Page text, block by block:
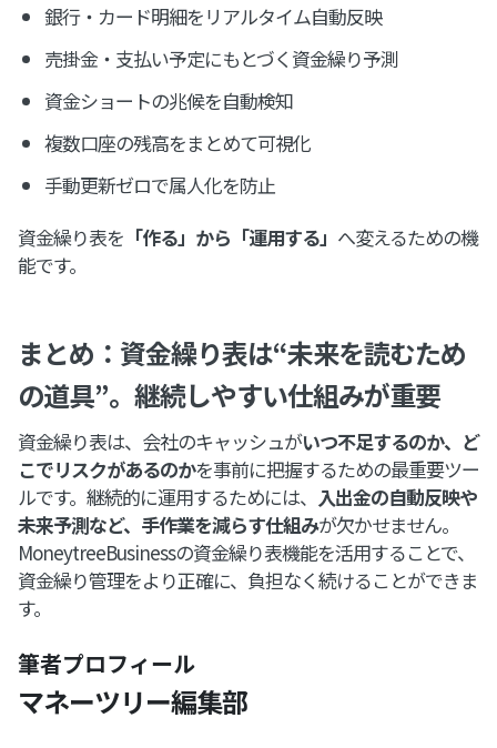
銀行・カード明細をリアルタイム自動反映
売掛金・支払い予定にもとづく資金繰り予測
資金ショートの兆候を自動検知
複数口座の残高をまとめて可視化
手動更新ゼロで属人化を防止
資金繰り表を 「作る」から「運用する」 へ変えるための機
能です。
まとめ：資金繰り表は“未来を読むため
の道具”。継続しやすい仕組みが重要
資金繰り表は、会社のキャッシュがいつ不足するのか、ど
こでリスクがあるのかを事前に把握するための最重要ツー
ルです。継続的に運用するためには、 入出金の自動反映や
未来予測など、手作業を減らす仕組みが欠かせません。
MoneytreeBusinessの資金繰り表機能を活用することで、
資金繰り管理をより正確に、負担なく続けることができま
す。
筆者プロフィール
マネーツリー編集部